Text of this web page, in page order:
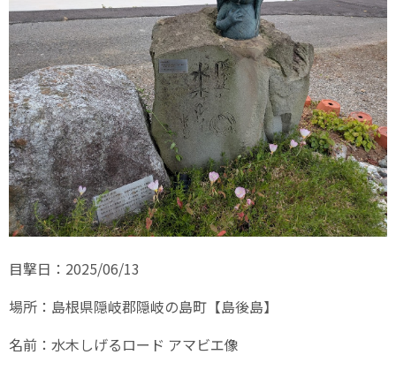
目撃日：2025/06/13
場所：島根県隠岐郡隠岐の島町【島後島】
名前：水木しげるロード アマビエ像